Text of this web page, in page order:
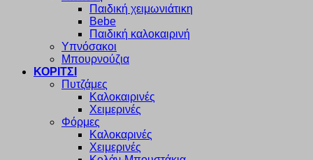
Παιδική χειμωνιάτικη
Bebe
Παιδική καλοκαιρινή
Υπνόσακοι
Μπουρνούζια
ΚΟΡΙΤΣΙ
Πυτζάμες
Καλοκαιρινές
Χειμερινές
Φόρμες
Καλοκαρινές
Χειμερινές